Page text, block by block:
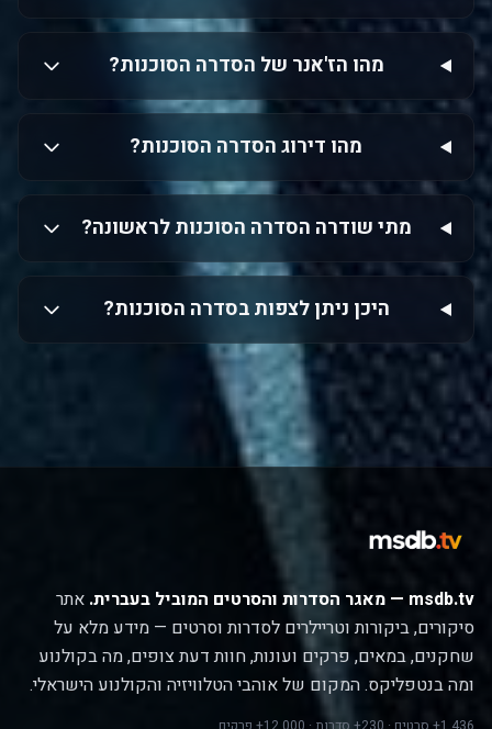
מהו הז'אנר של הסדרה הסוכנות?
מהו דירוג הסדרה הסוכנות?
מתי שודרה הסדרה הסוכנות לראשונה?
היכן ניתן לצפות בסדרה הסוכנות?
msdb.tv — מאגר הסדרות והסרטים המוביל בעברית.
אתר
סיקורים, ביקורות וטריילרים לסדרות וסרטים — מידע מלא על
שחקנים, במאים, פרקים ועונות, חוות דעת צופים, מה בקולנוע
ומה בנטפליקס. המקום של אוהבי הטלוויזיה והקולנוע הישראלי.